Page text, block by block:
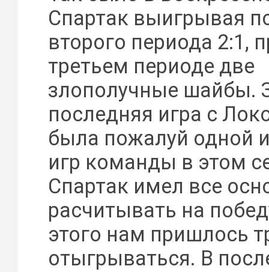
Спартак выигрывая
второго периода 2:1,
третьем периоде две
злополучные шайбы.
последняя игра с
была пожалуй одной
игр команды в этом
Спартак имел все
расчитывать на
этого нам пришлось
отыгрываться. В